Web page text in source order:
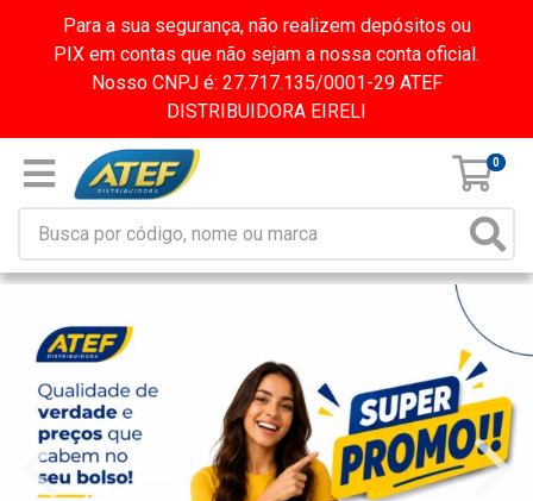
Para a sua segurança, não realizem depósitos ou
PIX em contas que não sejam a nossa conta oficial.
Nosso CNPJ é: 27.717.135/0001-29 ATEF
DISTRIBUIDORA EIRELI
0